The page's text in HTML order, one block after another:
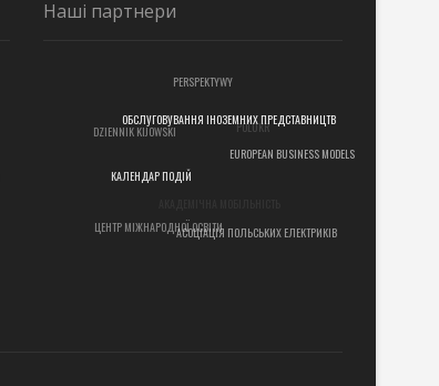
Наші партнери
DZIENNIK KIJOWSKI
PERSPEKTYWY
POLUKR
ЦЕНТР МІЖНАРОДНОЇ ОСВІТИ
КАЛЕНДАР ПОДІЙ
ОБСЛУГОВУВАННЯ ІНОЗЕМНИХ ПРЕДСТАВНИЦТВ
EUROPEAN BUSINESS MODELS
АСОЦІАЦІЯ ПОЛЬСЬКИХ ЕЛЕКТРИКІВ